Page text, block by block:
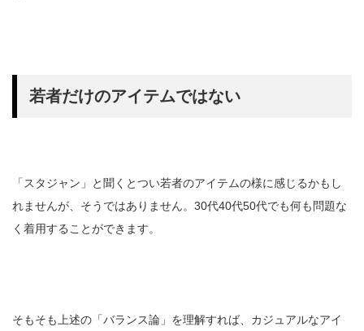
若者だけのアイテムではない
「スタジャン」と聞くとつい若者のアイテムの様に感じるかもし
れませんが、そうではありません。30代40代50代でも何も問題な
く着用することができます。
そもそも上述の「バランス論」を理解すれば、カジュアルなアイ